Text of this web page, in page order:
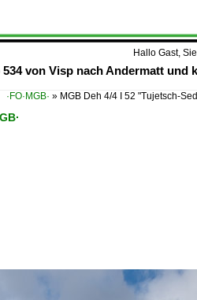
Hallo Gast,
von Visp nach Andermatt und
» MGB Deh 4/4 I 52 "Tujetsch-